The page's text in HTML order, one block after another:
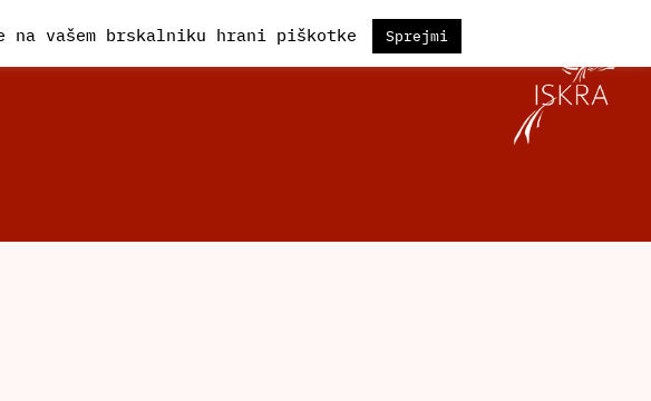
vašem brskalniku hrani piškotke Sprejmi